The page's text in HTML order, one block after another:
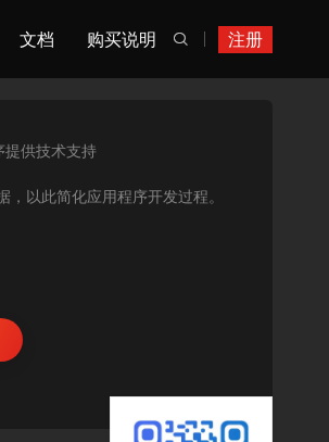
注册

文档 购买说明
供技术支持
以此简化应用程序开发过程。